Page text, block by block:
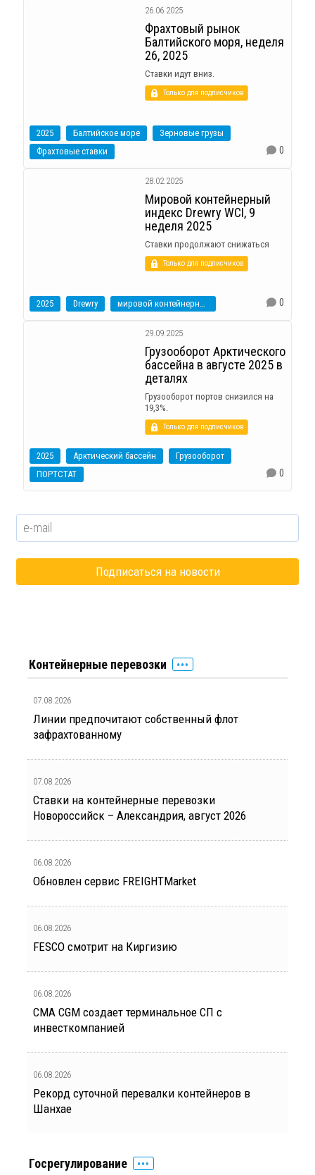
26.06.2025
Фрахтовый рынок
Балтийского моря, неделя
26, 2025
Ставки идут вниз.
Только для подписчиков
2025 Балтийское море
Зерновые грузы
Фрахтовые ставки
0
28.02.2025
Мировой контейнерный
индекс Drewry WCI, 9
неделя 2025
Ставки продолжают снижаться
Только для подписчиков
2025 Drewry мировой контейнерный индекс 0
29.09.2025
Грузооборот Арктического
бассейна в августе 2025 в
деталях
Грузооборот портов снизился на
19,3%.
Только для подписчиков
2025 Арктический бассейн
Грузооборот
ПОРТСТАТ
0
Контейнерные перевозки
07.08.2026
Линии предпочитают собственный флот
зафрахтованному
07.08.2026
Ставки на контейнерные перевозки
Новороссийск – Александрия, август 2026
06.08.2026
Обновлен сервис FREIGHTMarket
06.08.2026
FESCO смотрит на Киргизию
06.08.2026
CMA CGM создает терминальное СП с
инвесткомпанией
06.08.2026
Рекорд суточной перевалки контейнеров в
Шанхае
Госрегулирование